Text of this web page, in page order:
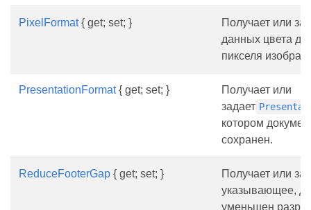
PixelFormat{ get; set; }
Получает или
данных цвета
пикселя
PresentationFormat{ get; set; }
Получает или
задает
котором
сохранен.
ReduceFooterGap { get; set; }
Получает или
указывающее,
уменьшен